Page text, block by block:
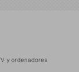
y ordenadores